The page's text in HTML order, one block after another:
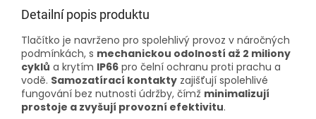
Detailní popis produktu
Tlačítko je navrženo pro spolehlivý provoz v náročných
podmínkách, s mechanickou odolností až 2 miliony
cyklů a krytím IP66 pro čelní ochranu proti prachu a
vodě. Samozatírací kontakty zajišťují spolehlivé
fungování bez nutnosti údržby, čímž minimalizují
prostoje a zvyšují provozní efektivitu.